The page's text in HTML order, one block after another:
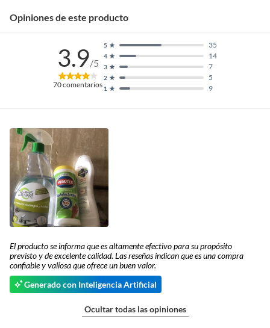
Opiniones de este producto
3.9/5
70comentarios 1 9
2 5
3 7
4 14
5 35
El producto se informa que es altamente efectivo para su propósito
previsto y de excelente calidad. Las reseñas indican que es una compra
confiable y valiosa que ofrece un buen valor.
Generado con Inteligencia Artificial
Ocultar todas las opiniones